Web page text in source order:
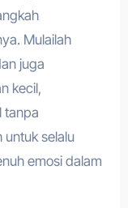
Mulailah
juga
kecil,
tanpa
untuk selalu
emosi dalam